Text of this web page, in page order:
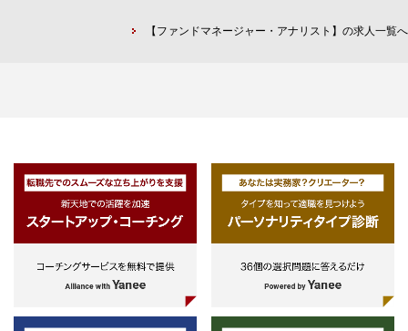
・資格：CMA、CFA、類似する
【ファンドマネージャー・アナリスト】の求人一覧へ